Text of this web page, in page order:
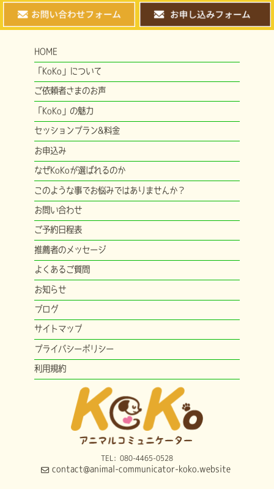
HOME
「KoKo」について
ご依頼者さまのお声
「KoKo」の魅力
セッションプラン&料金
お申込み
なぜKoKoが選ばれるのか
このような事でお悩みではありませんか？
お問い合わせ
ご予約日程表
推薦者のメッセージ
よくあるご質問
お知らせ
ブログ
サイトマップ
プライバシーポリシー
利用規約
TEL: 080-4465-0528
contact@animal-communicator-koko.website